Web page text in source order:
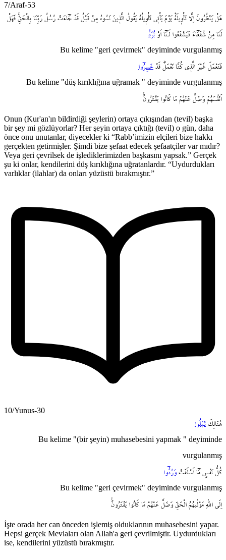
7/Araf-53
هَلْ يَنْظُرُونَ اِلَّا تَأْو۪يلَهُۜ يَوْمَ يَأْت۪ي تَأْو۪يلُهُ يَقُولُ الَّذ۪ينَ نَسُوهُ مِنْ قَبْلُ قَدْ جَٓاءَتْ رُسُلُ رَبِّنَا بِالْحَقِّۚ فَهَلْ
لَنَا مِنْ شُفَعَٓاءَ فَيَشْفَعُوا لَـنَٓا اَوْ نُرَدُّ
Bu kelime "geri çevirmek" deyiminde vurgulanmış
فَنَعْمَلَ غَيْرَ الَّذ۪ي كُنَّا نَعْمَلُۜ قَدْ خَسِرُٓوا
Bu kelime "düş kırıklığına uğramak " deyiminde vurgulanmış
اَنْفُسَهُمْ وَضَلَّ عَنْهُمْ مَا كَانُوا يَفْتَرُونَ۟
Onun (Kur'an'ın bildirdiği şeylerin) ortaya çıkışından (tevil) başka
bir şey mi gözlüyorlar? Her şeyin ortaya çıktığı (tevil) o gün, daha
önce onu unutanlar, diyecekler ki “Rabb’imizin elçileri bize hakkı
gerçekten getirmişler. Şimdi bize şefaat edecek şefaatçiler var mıdır?
Veya geri çevrilsek de işlediklerimizden başkasını yapsak.” Gerçek
şu ki onlar, kendilerini düş kırıklığına uğratanlardır. “Uydurdukları
varlıklar (ilahlar) da onları yüzüstü bırakmıştır.”
10/Yunus-30
هُنَالِكَ تَبْلُوا
Bu kelime "(bir şeyin) muhasebesini yapmak " deyiminde
vurgulanmış
كُلُّ نَفْسٍ مَٓا اَسْلَفَتْ وَرُدُّٓوا
Bu kelime "geri çevirmek" deyiminde vurgulanmış
اِلَى
اللّٰهِ مَوْلٰيهُمُ الْحَقِّ وَضَلَّ عَنْهُمْ مَا كَانُوا يَفْتَرُونَ۟
İşte orada her can önceden işlemiş olduklarının muhasebesini yapar.
Hepsi gerçek Mevlaları olan Allah'a geri çevrilmiştir. Uydurdukları
ise, kendilerini yüzüstü bırakmıştır.